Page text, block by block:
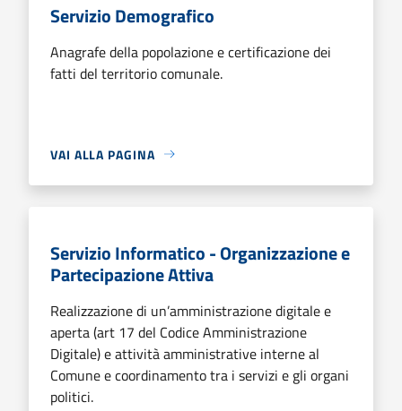
Servizio Demografico
Anagrafe della popolazione e certificazione dei
fatti del territorio comunale.
VAI ALLA PAGINA
Servizio Informatico - Organizzazione e
Partecipazione Attiva
Realizzazione di un’amministrazione digitale e
aperta (art 17 del Codice Amministrazione
Digitale) e attività amministrative interne al
Comune e coordinamento tra i servizi e gli organi
politici.